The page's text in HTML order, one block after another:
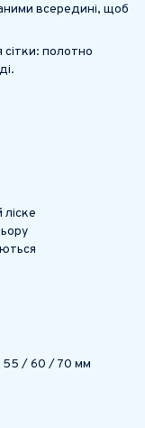
всередині, щоб
сітки: полотно
55 / 60 / 70 мм